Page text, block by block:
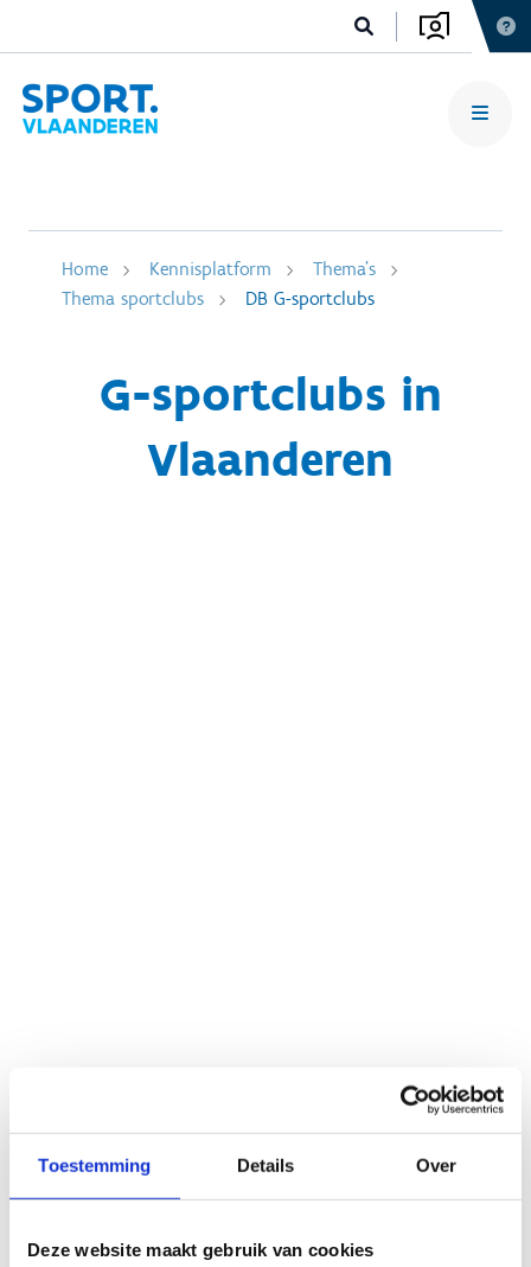
Toestemming Details Over
Deze website maakt gebruik van cookies
Home Kennisplatform
Thema's
Thema sportclubs
DB G-sportclubs
G-sportclubs in
Vlaanderen